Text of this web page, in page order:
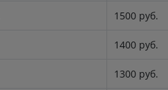
1500 руб.
1400 руб.
1300 руб.